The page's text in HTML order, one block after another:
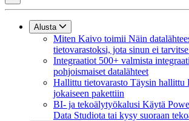
Alusta
Miten Kaivo toimii Näin
tietovarastoksi, jota sinun ei
Integraatiot 500+ valmista
pohjoismaiset datalähteet
Hallittu tietovarasto Täysin hallittu
jokaiseen pakettiin
BI- ja tekoälytyökalusi Käytä
Data Studiota tai kysy suoraan